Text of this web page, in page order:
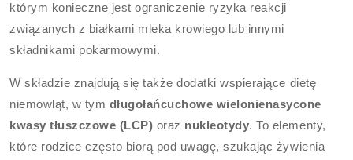
którym konieczne jest ograniczenie ryzyka reakcji
związanych z białkami mleka krowiego lub innymi
składnikami pokarmowymi.
W składzie znajdują się także dodatki wspierające dietę
niemowląt, w tym długołańcuchowe wielonienasycone
kwasy tłuszczowe (LCP) oraz nukleotydy. To elementy,
które rodzice często biorą pod uwagę, szukając żywienia